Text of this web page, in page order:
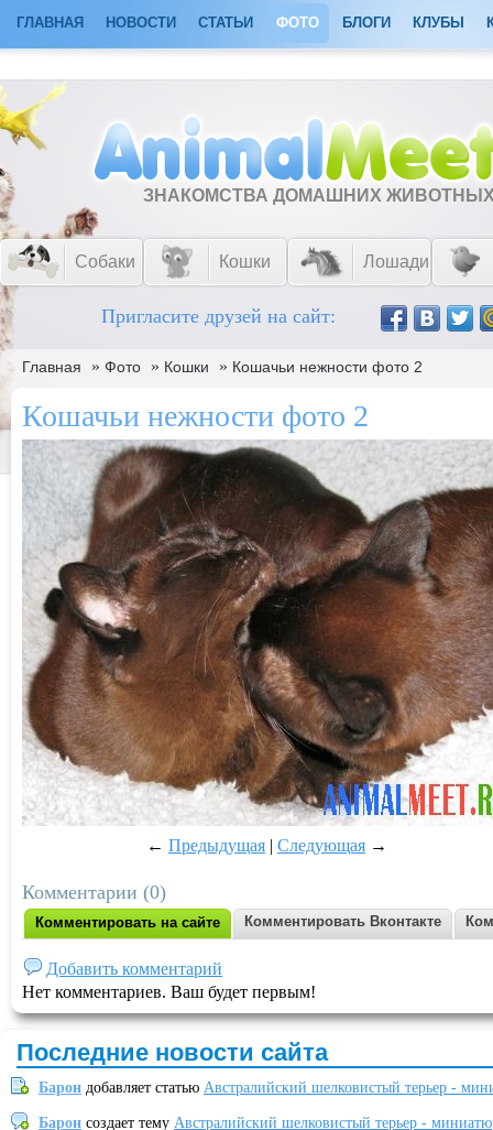
ГЛАВНАЯ НОВОСТИ СТАТЬИ ФОТО БЛОГИ КЛУБЫ
ЗНАКОМСТВА ДОМАШНИХ
Собаки Кошки Лошади
Пригласите друзей на сайт:
Главная » Фото » Кошки » Кошачьи нежности фото 2
Кошачьи нежности фото 2
← Предыдущая | Следующая →
Комментарии (0)
Комментировать на сайте Комментировать Вконтакте
Добавить комментарий
Нет комментариев. Ваш будет первым!
Последние новости сайта
Барон добавляет статью Австралийский шелковистый терьер -
Барон создает тему Австралийский шелковистый терьер -